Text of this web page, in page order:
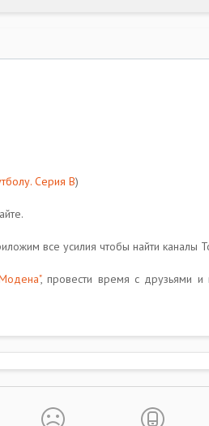
Серия B)
все усилия чтобы найти каналы
, провести время с друзьями